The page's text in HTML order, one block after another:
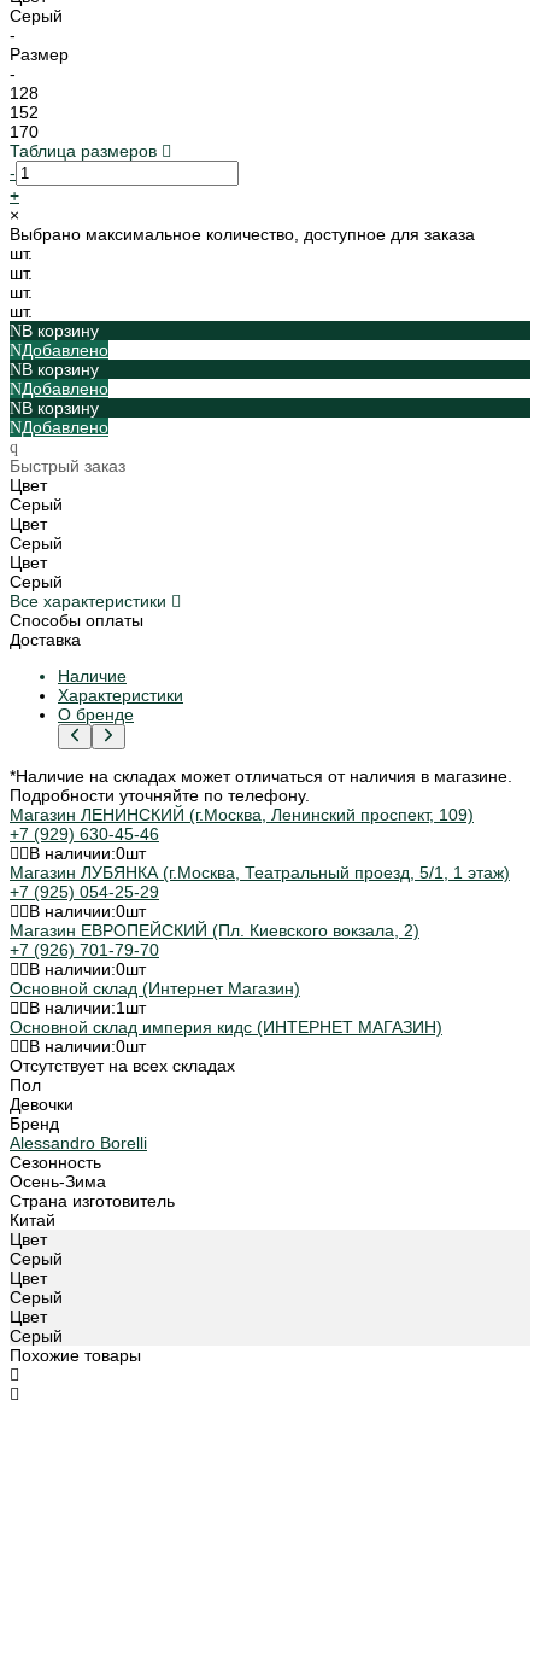
Серый
-
Размер
-
128
152
170
Таблица размеров
-
+
×
Выбрано максимальное количество, доступное для заказа
шт.
шт.
шт.
шт.
В корзину
Добавлено
В корзину
Добавлено
В корзину
Добавлено
Быстрый заказ
Цвет
Серый
Цвет
Серый
Цвет
Серый
Все характеристики
Способы оплаты
Доставка
Наличие
Характеристики
О бренде
*Наличие на складах может отличаться от наличия в магазине.
Подробности уточняйте по телефону.
Магазин ЛЕНИНСКИЙ (г.Москва, Ленинский проспект, 109)
+7 (929) 630-45-46
В наличии:0шт
Магазин ЛУБЯНКА (г.Москва, Театральный проезд, 5/1, 1 этаж)
+7 (925) 054-25-29
В наличии:0шт
Магазин ЕВРОПЕЙСКИЙ (Пл. Киевского вокзала, 2)
+7 (926) 701-79-70
В наличии:0шт
Основной склад (Интернет Магазин)
В наличии:1 шт
Основной склад империя кидс (ИНТЕРНЕТ МАГАЗИН)
В наличии:0шт
Отсутствует на всех складах
Пол
Девочки
Бренд
Alessandro Borelli
Сезонность
Осень-Зима
Страна изготовитель
Китай
Цвет
Серый
Цвет
Серый
Цвет
Серый
Похожие товары